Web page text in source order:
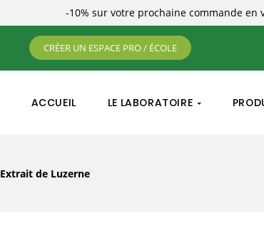
-10% sur votre prochaine commande en
CRÉER UN ESPACE PRO / ÉCOLE
ACCUEIL LE LABORATOIRE
Extrait de Luzerne